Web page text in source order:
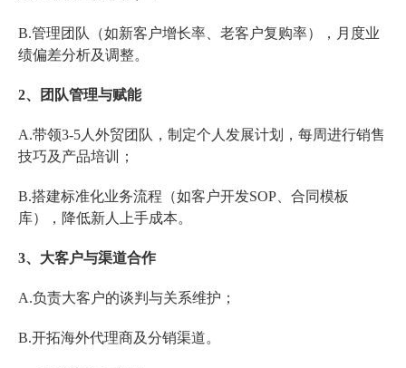
B.管理团队（如新客户增长率、老客户复购率），月度业
绩偏差分析及调整。
2、团队管理与赋能
A.带领3-5人外贸团队，制定个人发展计划，每周进行销售
技巧及产品培训；
B.搭建标准化业务流程（如客户开发SOP、合同模板
库），降低新人上手成本。
3、大客户与渠道合作
A.负责大客户的谈判与关系维护；
B.开拓海外代理商及分销渠道。